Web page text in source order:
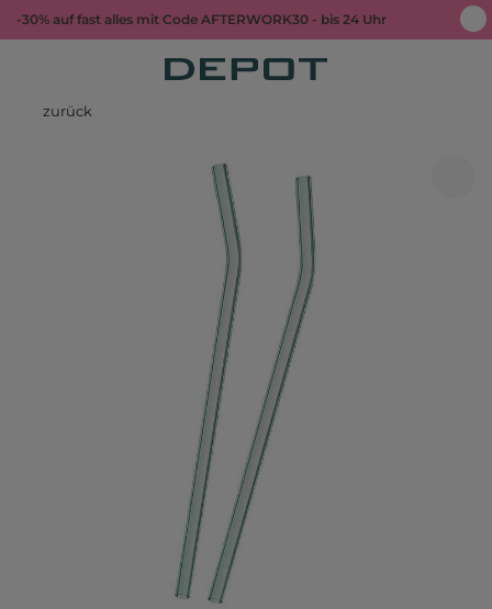
-30% auf fast alles mit Code AFTERWORK30 - bis 24 Uhr
zurück